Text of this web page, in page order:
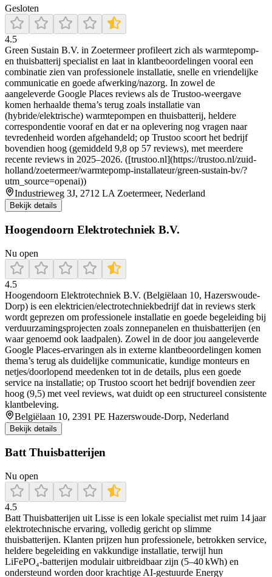
Gesloten
4.5
Green Sustain B.V. in Zoetermeer profileert zich als warmtepomp-
en thuisbatterij specialist en laat in klantbeoordelingen vooral een
combinatie zien van professionele installatie, snelle en vriendelijke
communicatie en goede afwerking/nazorg. In zowel de
aangeleverde Google Places reviews als de Trustoo-weergave
komen herhaalde thema’s terug zoals installatie van
(hybride/elektrische) warmtepompen en thuisbatterij, heldere
correspondentie vooraf en dat er na oplevering nog vragen naar
tevredenheid worden afgehandeld; op Trustoo scoort het bedrijf
bovendien hoog (gemiddeld 9,8 op 57 reviews), met meerdere
recente reviews in 2025–2026. ([trustoo.nl](https://trustoo.nl/zuid-
holland/zoetermeer/warmtepomp-installateur/green-sustain-bv/?
utm_source=openai))
Industrieweg 3J, 2712 LA Zoetermeer, Nederland
Bekijk details
Hoogendoorn Elektrotechniek B.V.
Nu open
4.5
Hoogendoorn Elektrotechniek B.V. (Belgiëlaan 10, Hazerswoude-
Dorp) is een elektricien/electrotechniekbedrijf dat in reviews sterk
wordt geprezen om professionele installatie en goede begeleiding bij
verduurzamingsprojecten zoals zonnepanelen en thuisbatterijen (en
waar genoemd ook laadpalen). Zowel in de door jou aangeleverde
Google Places-ervaringen als in externe klantbeoordelingen komen
thema’s terug als duidelijke communicatie, kundige monteurs en
netjes/doorlopend meedenken tot in de details, plus een goede
service na installatie; op Trustoo scoort het bedrijf bovendien zeer
hoog (9,5) met veel reviews, wat duidt op een structureel consistente
klantbeleving.
Belgiëlaan 10, 2391 PE Hazerswoude-Dorp, Nederland
Bekijk details
Batt Thuisbatterijen
Nu open
4.5
Batt Thuisbatterijen uit Lisse is een lokale specialist met ruim 14 jaar
elektrotechnische ervaring, volledig gericht op slimme
thuisbatterijen. Klanten prijzen hun professionele, betrokken service,
heldere begeleiding en vakkundige installatie, terwijl hun
LiFePO₄‑batterijen modulair uitbreidbaar zijn (5–40 kWh) en
ondersteund worden door krachtige AI‑gestuurde Energy